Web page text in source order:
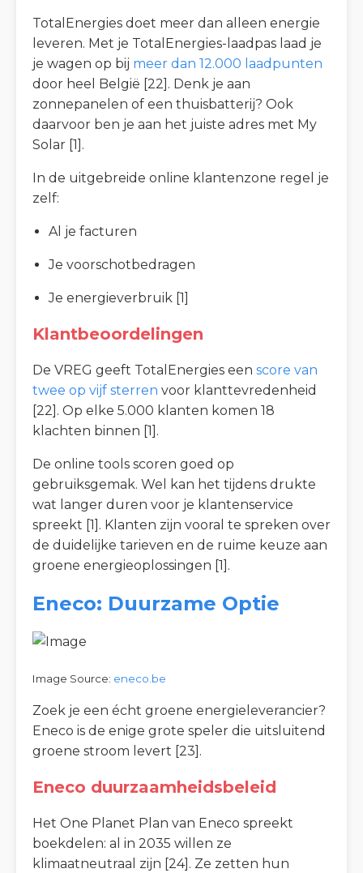
TotalEnergies doet meer dan alleen energie
leveren. Met je TotalEnergies-laadpas laad je
je wagen op bij meer dan 12.000 laadpunten
door heel België [22]. Denk je aan
zonnepanelen of een thuisbatterij? Ook
daarvoor ben je aan het juiste adres met My
Solar [1].
In de uitgebreide online klantenzone regel je
zelf:
Al je facturen
Je voorschotbedragen
Je energieverbruik [1]
Klantbeoordelingen
De VREG geeft TotalEnergies een score van
twee op vijf sterren voor klanttevredenheid
[22]. Op elke 5.000 klanten komen 18
klachten binnen [1].
De online tools scoren goed op
gebruiksgemak. Wel kan het tijdens drukte
wat langer duren voor je klantenservice
spreekt [1]. Klanten zijn vooral te spreken over
de duidelijke tarieven en de ruime keuze aan
groene energieoplossingen [1].
Eneco: Duurzame Optie
Image Source: eneco.be
Zoek je een écht groene energieleverancier?
Eneco is de enige grote speler die uitsluitend
groene stroom levert [23].
Eneco duurzaamheidsbeleid
Het One Planet Plan van Eneco spreekt
boekdelen: al in 2035 willen ze
klimaatneutraal zijn [24]. Ze zetten hun